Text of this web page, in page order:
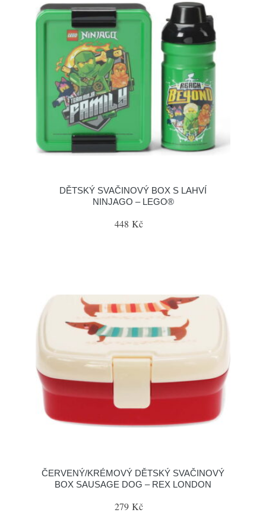
DĚTSKÝ SVAČINOVÝ BOX S LAHVÍ
NINJAGO – LEGO®
448 Kč
ČERVENÝ/KRÉMOVÝ DĚTSKÝ SVAČINOVÝ
BOX SAUSAGE DOG – REX LONDON
279 Kč